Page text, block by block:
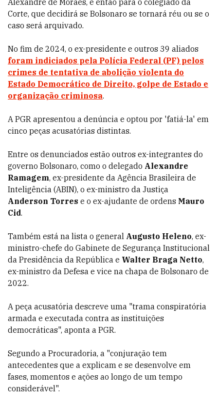
Alexandre de Moraes, e então para o colegiado da
Corte, que decidirá se Bolsonaro se tornará réu ou se o
caso será arquivado.
No fim de 2024, o ex-presidente e outros 39 aliados
foram indiciados pela Polícia Federal (PF) pelos
crimes de tentativa de abolição violenta do
Estado Democrático de Direito, golpe de Estado e
organização criminosa.
A PGR apresentou a denúncia e optou por 'fatiá-la' em
cinco peças acusatórias distintas.
Entre os denunciados estão outros ex-integrantes do
governo Bolsonaro, como o delegado Alexandre
Ramagem, ex-presidente da Agência Brasileira de
Inteligência (ABIN), o ex-ministro da Justiça
Anderson Torres e o ex-ajudante de ordens Mauro
Cid.
Também está na lista o general Augusto Heleno, ex-
ministro-chefe do Gabinete de Segurança Institucional
da Presidência da República e Walter Braga Netto,
ex-ministro da Defesa e vice na chapa de Bolsonaro de
2022.
A peça acusatória descreve uma "trama conspiratória
armada e executada contra as instituições
democráticas", aponta a PGR.
Segundo a Procuradoria, a "conjuração tem
antecedentes que a explicam e se desenvolve em
fases, momentos e ações ao longo de um tempo
considerável".